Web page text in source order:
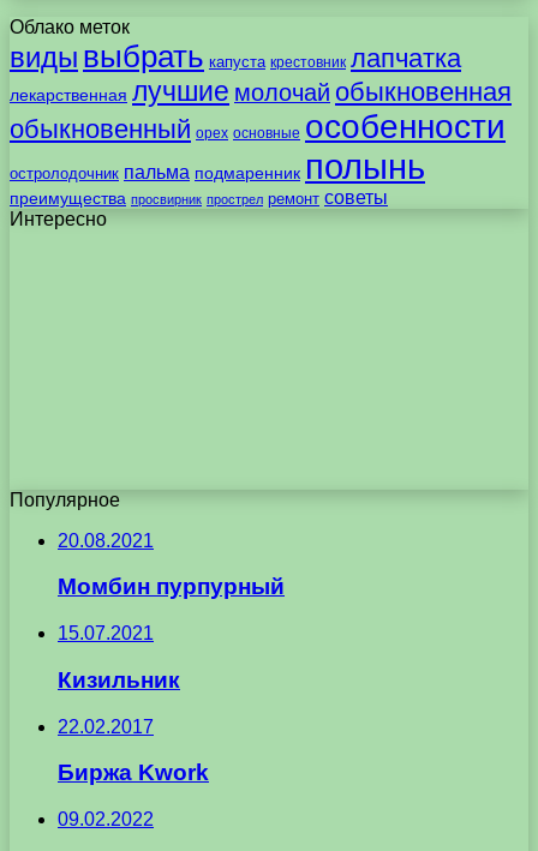
Облако меток
виды выбрать капуста крестовник лапчатка
лекарственная лучшие молочай обыкновенная
обыкновенный орех основные особенности
остролодочник пальма подмаренник полынь
преимущества просвирник прострел ремонт советы
Интересно
Популярное
20.08.2021
Момбин пурпурный
15.07.2021
Кизильник
22.02.2017
Биржа Kwork
09.02.2022